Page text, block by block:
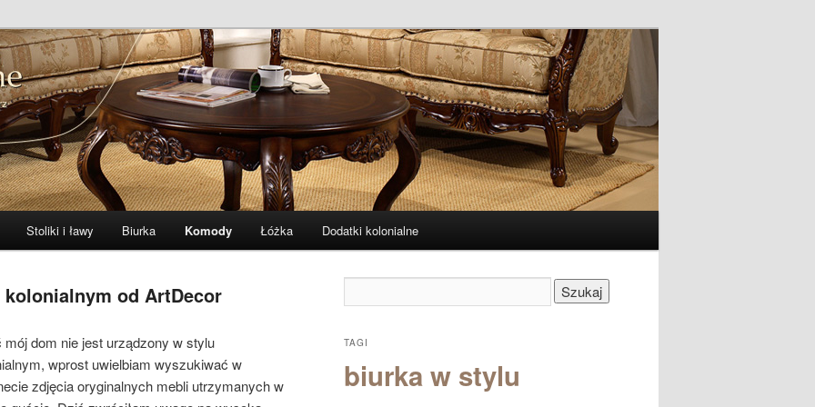
– zibi-meble.pl
i indyjskie
Szukaj
Stoliki i ławy Biurka Komody Łóżka Dodatki kolonialne
od ArtDecor
mój dom nie jest urządzony w stylu
wprost uwielbiam wyszukiwać w
zdjęcia oryginalnych mebli utrzymanych w
TAGI
biurka w stylu